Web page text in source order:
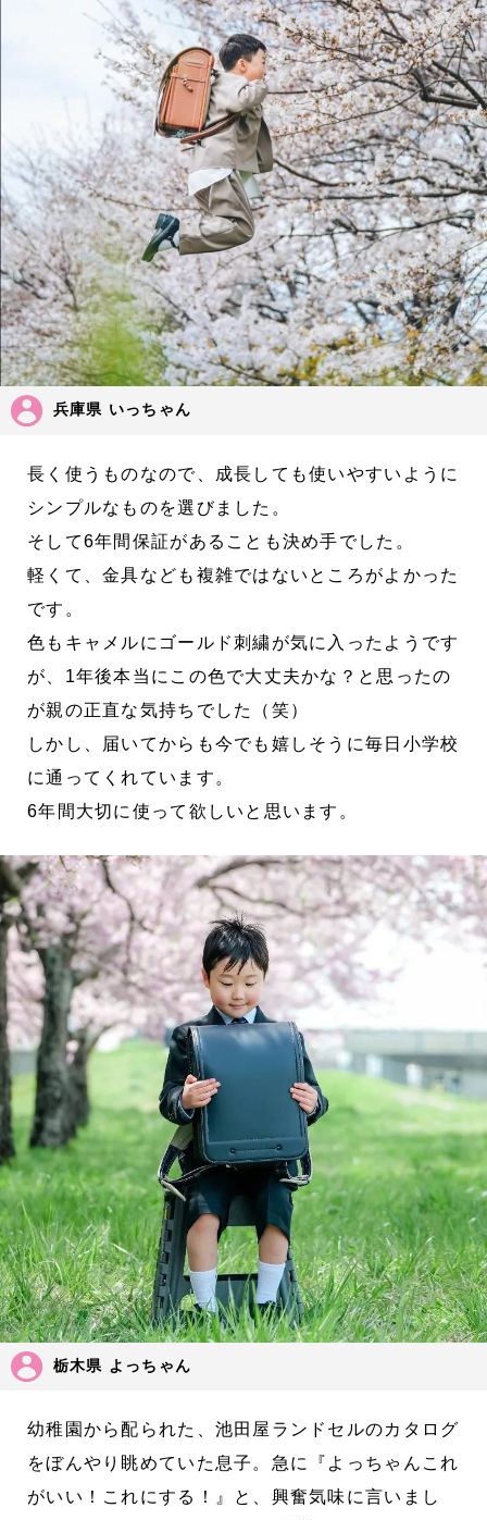
兵庫県 いっちゃん
長く使うものなので、成長しても使いやすいように
シンプルなものを選びました。
そして6年間保証があることも決め手でした。
軽くて、金具なども複雑ではないところがよかった
です。
色もキャメルにゴールド刺繍が気に入ったようです
が、1年後本当にこの色で大丈夫かな？と思ったの
が親の正直な気持ちでした（笑）
しかし、届いてからも今でも嬉しそうに毎日小学校
に通ってくれています。
6年間大切に使って欲しいと思います。
栃木県 よっちゃん
幼稚園から配られた、池田屋ランドセルのカタログ
をぼんやり眺めていた息子。急に『よっちゃんこれ
がいい！これにする！』と、興奮気味に言いまし